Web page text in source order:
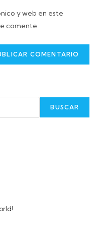
y web en este
comente.
BUSCAR